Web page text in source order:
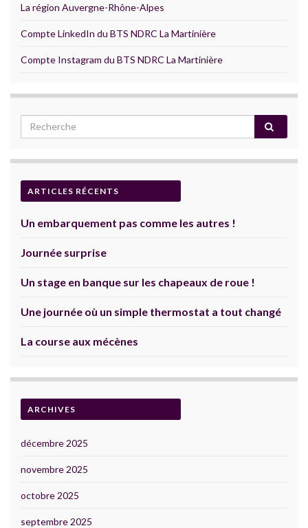
La région Auvergne-Rhône-Alpes
Compte LinkedIn du BTS NDRC La Martinière
Compte Instagram du BTS NDRC La Martinière
ARTICLES RÉCENTS
Un embarquement pas comme les autres !
Journée surprise
Un stage en banque sur les chapeaux de roue !
Une journée où un simple thermostat a tout changé
La course aux mécènes
ARCHIVES
décembre 2025
novembre 2025
octobre 2025
septembre 2025